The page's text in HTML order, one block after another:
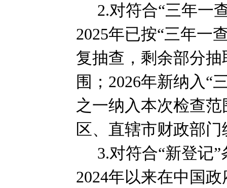
2.对符合“三年一
2025年已按“三年一
复抽查，剩余部分
围； 2026年新纳入“
之一纳入本次检查
区、直辖市财政部
3.对符合“新登记
2024年以来在中国